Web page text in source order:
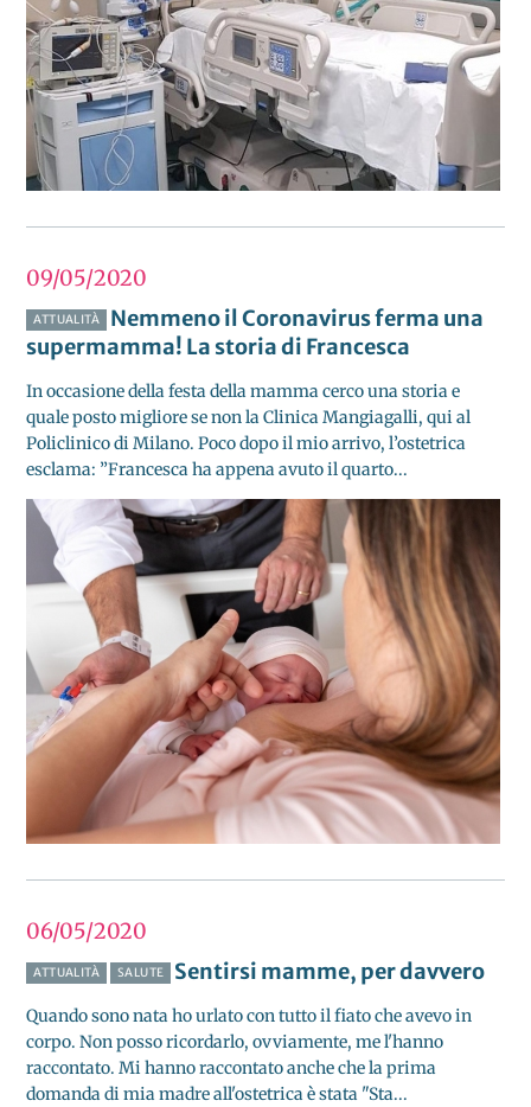
09/052020
ATTUALITÀ
Nemmeno il Coronavirus ferma una
supermamma! La storia di Francesca
In occasione della festa della mamma cerco una storia e
quale posto migliore se non la Clinica Mangiagalli, qui al
Policlinico di Milano. Poco dopo il mio arrivo, l’ostetrica
esclama: ”Francesca ha appena avuto il quarto...
06/052020
ATTUALITÀ SALUTE Sentirsi mamme, per davvero
Quando sono nata ho urlato con tutto il fiato che avevo in
corpo. Non posso ricordarlo, ovviamente, me l'hanno
raccontato. Mi hanno raccontato anche che la prima
domanda di mia madre all'ostetrica è stata "Sta...